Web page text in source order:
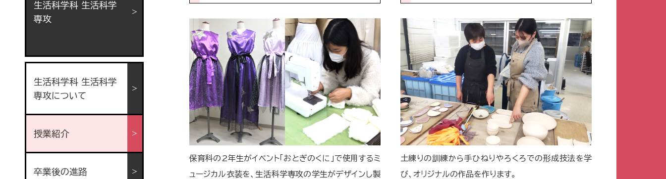
保育科の2年生がイベント「おとぎのくに」で使用するミ
ュージカル衣装を、生活科学専攻の学生がデザインし製
土練りの訓練から手ひねりやろくろでの形成技法を学
び、オリジナルの作品を作ります。
生活科学科 生活科学
専攻
生活科学科 生活科学
専攻について
授業紹介
卒業後の進路